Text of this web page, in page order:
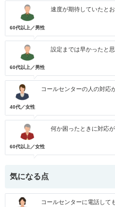
60代以上／男性
速度が期待していたとお
60代以上／男性
設定までは早かったと思
40代／女性
コールセンターの人の対応
60代以上／女性
何か困ったときに対応が
気になる点
コールセンターに電話して